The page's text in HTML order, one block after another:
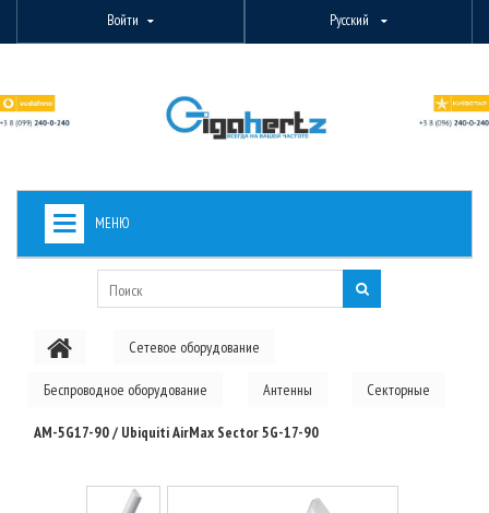
Войти Русский
МЕНЮ
PON ОБОРУДОВАНИЕ
МАРШРУТИЗАТОРЫ
Сетевое оборудование
Беспроводное оборудование Антенны Секторные
AM-5G17-90 / Ubiquiti AirMax Sector 5G-17-90